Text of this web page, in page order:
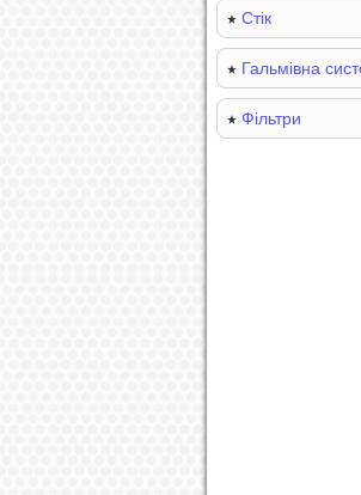
Стік
Гальмівна
Фільтри